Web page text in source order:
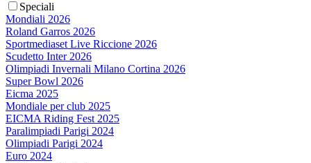
Speciali
Mondiali 2026
Roland Garros 2026
Sportmediaset Live Riccione 2026
Scudetto Inter 2026
Olimpiadi Invernali Milano Cortina 2026
Super Bowl 2026
Eicma 2025
Mondiale per club 2025
EICMA Riding Fest 2025
Paralimpiadi Parigi 2024
Olimpiadi Parigi 2024
Euro 2024